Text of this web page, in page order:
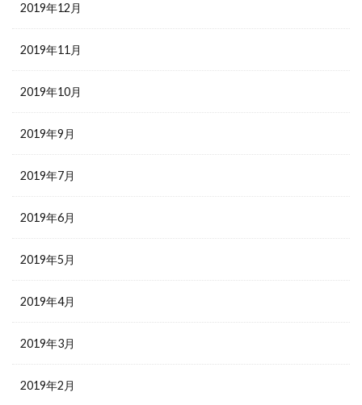
2019年12月
2019年11月
2019年10月
2019年9月
2019年7月
2019年6月
2019年5月
2019年4月
2019年3月
2019年2月